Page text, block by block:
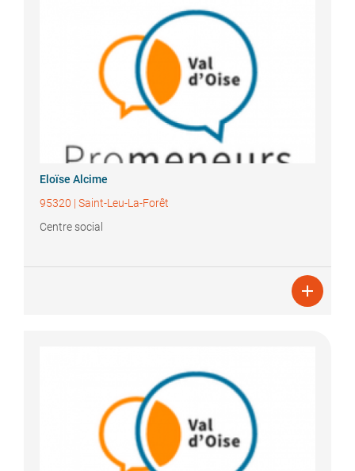
Eloïse Alcime
95320 | Saint-Leu-La-Forêt
Centre social
